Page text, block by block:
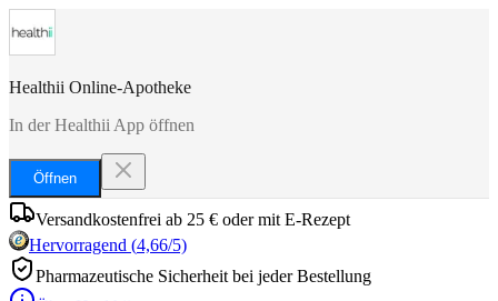
Healthii Online-Apotheke
In der Healthii App öffnen
Öffnen
Versandkostenfrei ab 25 € oder mit E-Rezept
Hervorragend (4,66/5)
Pharmazeutische Sicherheit bei jeder Bestellung